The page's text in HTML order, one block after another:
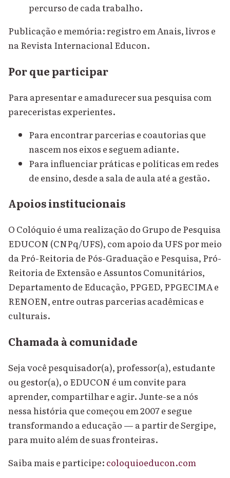
percurso de cada trabalho.
Publicação e memória: registro em Anais, livros e
na Revista Internacional Educon.
Por que participar
Para apresentar e amadurecer sua pesquisa com
pareceristas experientes.
Para encontrar parcerias e coautorias que
nascem nos eixos e seguem adiante.
Para influenciar práticas e políticas em redes
de ensino, desde a sala de aula até a gestão.
Apoios institucionais
O Colóquio é uma realização do Grupo de Pesquisa
EDUCON (CNPq/UFS), com apoio da UFS por meio
da Pró-Reitoria de Pós-Graduação e Pesquisa, Pró-
Reitoria de Extensão e Assuntos Comunitários,
Departamento de Educação, PPGED, PPGECIMA e
RENOEN, entre outras parcerias acadêmicas e
culturais.
Chamada à comunidade
Seja você pesquisador(a), professor(a), estudante
ou gestor(a), o EDUCON é um convite para
aprender, compartilhar e agir. Junte-se a nós
nessa história que começou em 2007 e segue
transformando a educação — a partir de Sergipe,
para muito além de suas fronteiras.
Saiba mais e participe: coloquioeducon.com